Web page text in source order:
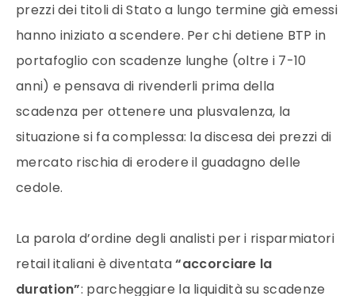
prezzi dei titoli di Stato a lungo termine già emessi
hanno iniziato a scendere. Per chi detiene BTP in
portafoglio con scadenze lunghe (oltre i 7-10
anni) e pensava di rivenderli prima della
scadenza per ottenere una plusvalenza, la
situazione si fa complessa: la discesa dei prezzi di
mercato rischia di erodere il guadagno delle
cedole.
La parola d’ordine degli analisti per i risparmiatori
retail italiani è diventata“accorciare la
duration”: parcheggiare la liquidità su scadenze